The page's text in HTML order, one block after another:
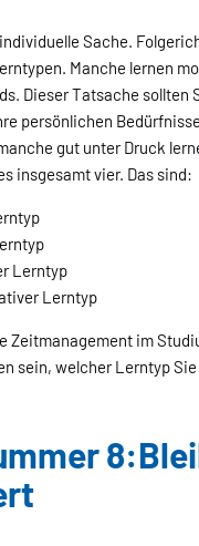
Sache.
Manche lernen
Dieser Tatsache sollten
persönlichen
gut unter Druck
insgesamt vier. Das sind:
Lerntyp
Lerntyp
Zeitmanagement im
sein, welcher Lerntyp